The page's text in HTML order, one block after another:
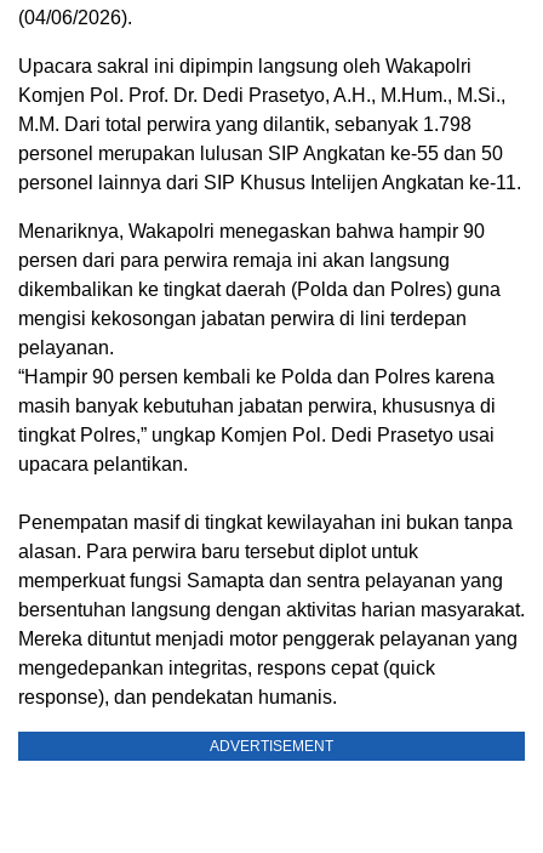
(04/06/2026).
Upacara sakral ini dipimpin langsung oleh Wakapolri
Komjen Pol. Prof. Dr. Dedi Prasetyo, A.H., M.Hum., M.Si.,
M.M. Dari total perwira yang dilantik, sebanyak 1.798
personel merupakan lulusan SIP Angkatan ke-55 dan 50
personel lainnya dari SIP Khusus Intelijen Angkatan ke-11.
Menariknya, Wakapolri menegaskan bahwa hampir 90
persen dari para perwira remaja ini akan langsung
dikembalikan ke tingkat daerah (Polda dan Polres) guna
mengisi kekosongan jabatan perwira di lini terdepan
pelayanan.
“Hampir 90 persen kembali ke Polda dan Polres karena
masih banyak kebutuhan jabatan perwira, khususnya di
tingkat Polres,” ungkap Komjen Pol. Dedi Prasetyo usai
upacara pelantikan.
Penempatan masif di tingkat kewilayahan ini bukan tanpa
alasan. Para perwira baru tersebut diplot untuk
memperkuat fungsi Samapta dan sentra pelayanan yang
bersentuhan langsung dengan aktivitas harian masyarakat.
Mereka dituntut menjadi motor penggerak pelayanan yang
mengedepankan integritas, respons cepat (quick
response), dan pendekatan humanis.
ADVERTISEMENT